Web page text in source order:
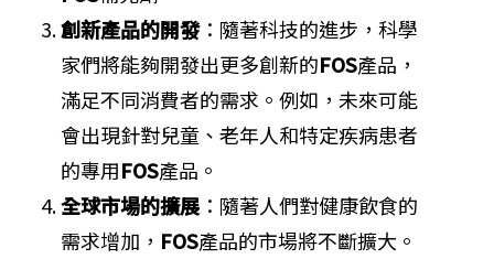
創新產品的開發：隨著科技的進步，科學
家們將能夠開發出更多創新的FOS產品，
滿足不同消費者的需求。例如，未來可能
會出現針對兒童、老年人和特定疾病患者
的專用FOS產品。
全球市場的擴展 ：隨著人們對健康飲食的
需求增加， FOS產品的市場將不斷擴大。